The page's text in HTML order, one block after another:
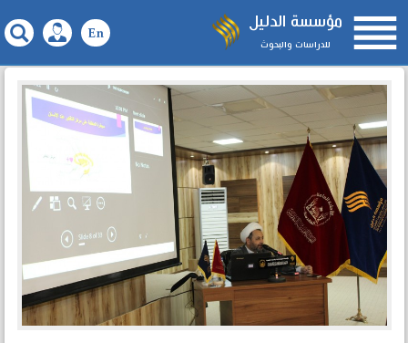
مؤسسة الدليل
للدراسات والبحوث 